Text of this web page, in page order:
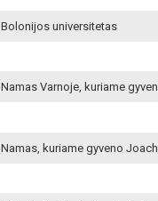
Bolonijos universitetas
Namas Varnoje, kuriame
Namas, kuriame gyveno